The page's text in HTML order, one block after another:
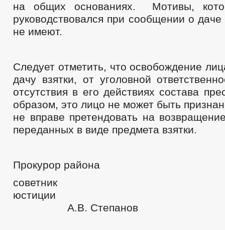
на общих основаниях. Мотивы,
руководствовался при сообщении о даче
не имеют.
Следует отметить, что освобождение
дачу взятки, от уголовной
отсутствия в его действиях состава
образом, это лицо не может быть
не вправе претендовать на
переданных в виде предмета взятки.
Прокурор района
советник
А.В. Степанов